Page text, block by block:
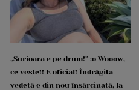
„Surioara e pe drum!” :o Wooow,
ce veste!! E oficial! Îndrăgita
vedetă e din nou însărcinată, la